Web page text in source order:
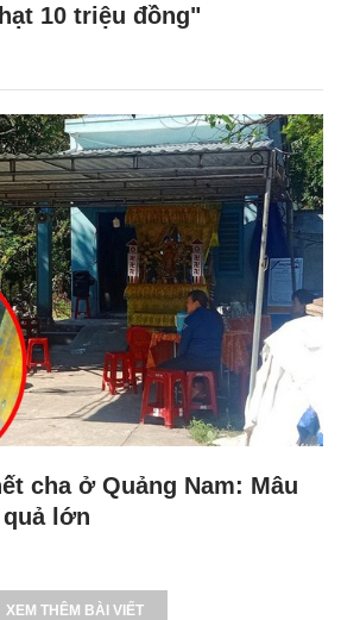
10 triệu đồng"
cha ở Quảng Nam: Mâu
lớn
XEM THÊM BÀI VIẾT